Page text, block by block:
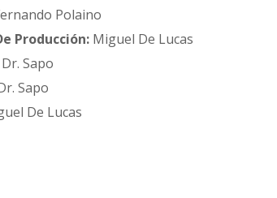
Polaino
Producción: Miguel De Lucas
Dr. Sapo
Sapo
De Lucas